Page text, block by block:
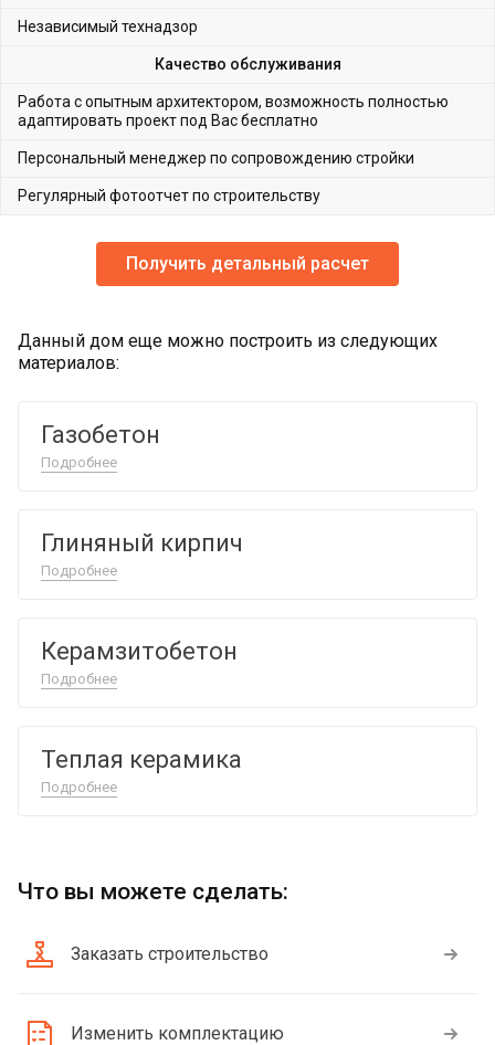
Независимый технадзор
Качество обслуживания
Работа с опытным архитектором, возможность полностью
адаптировать проект под Вас бесплатно
Персональный менеджер по сопровождению стройки
Регулярный фотоотчет по строительству
Получить детальный расчет
Данный дом еще можно построить из следующих
материалов:
Газобетон
Подробнее
Глиняный кирпич
Подробнее
Керамзитобетон
Подробнее
Теплая керамика
Подробнее
Что вы можете сделать:
Заказать строительство
Изменить комплектацию